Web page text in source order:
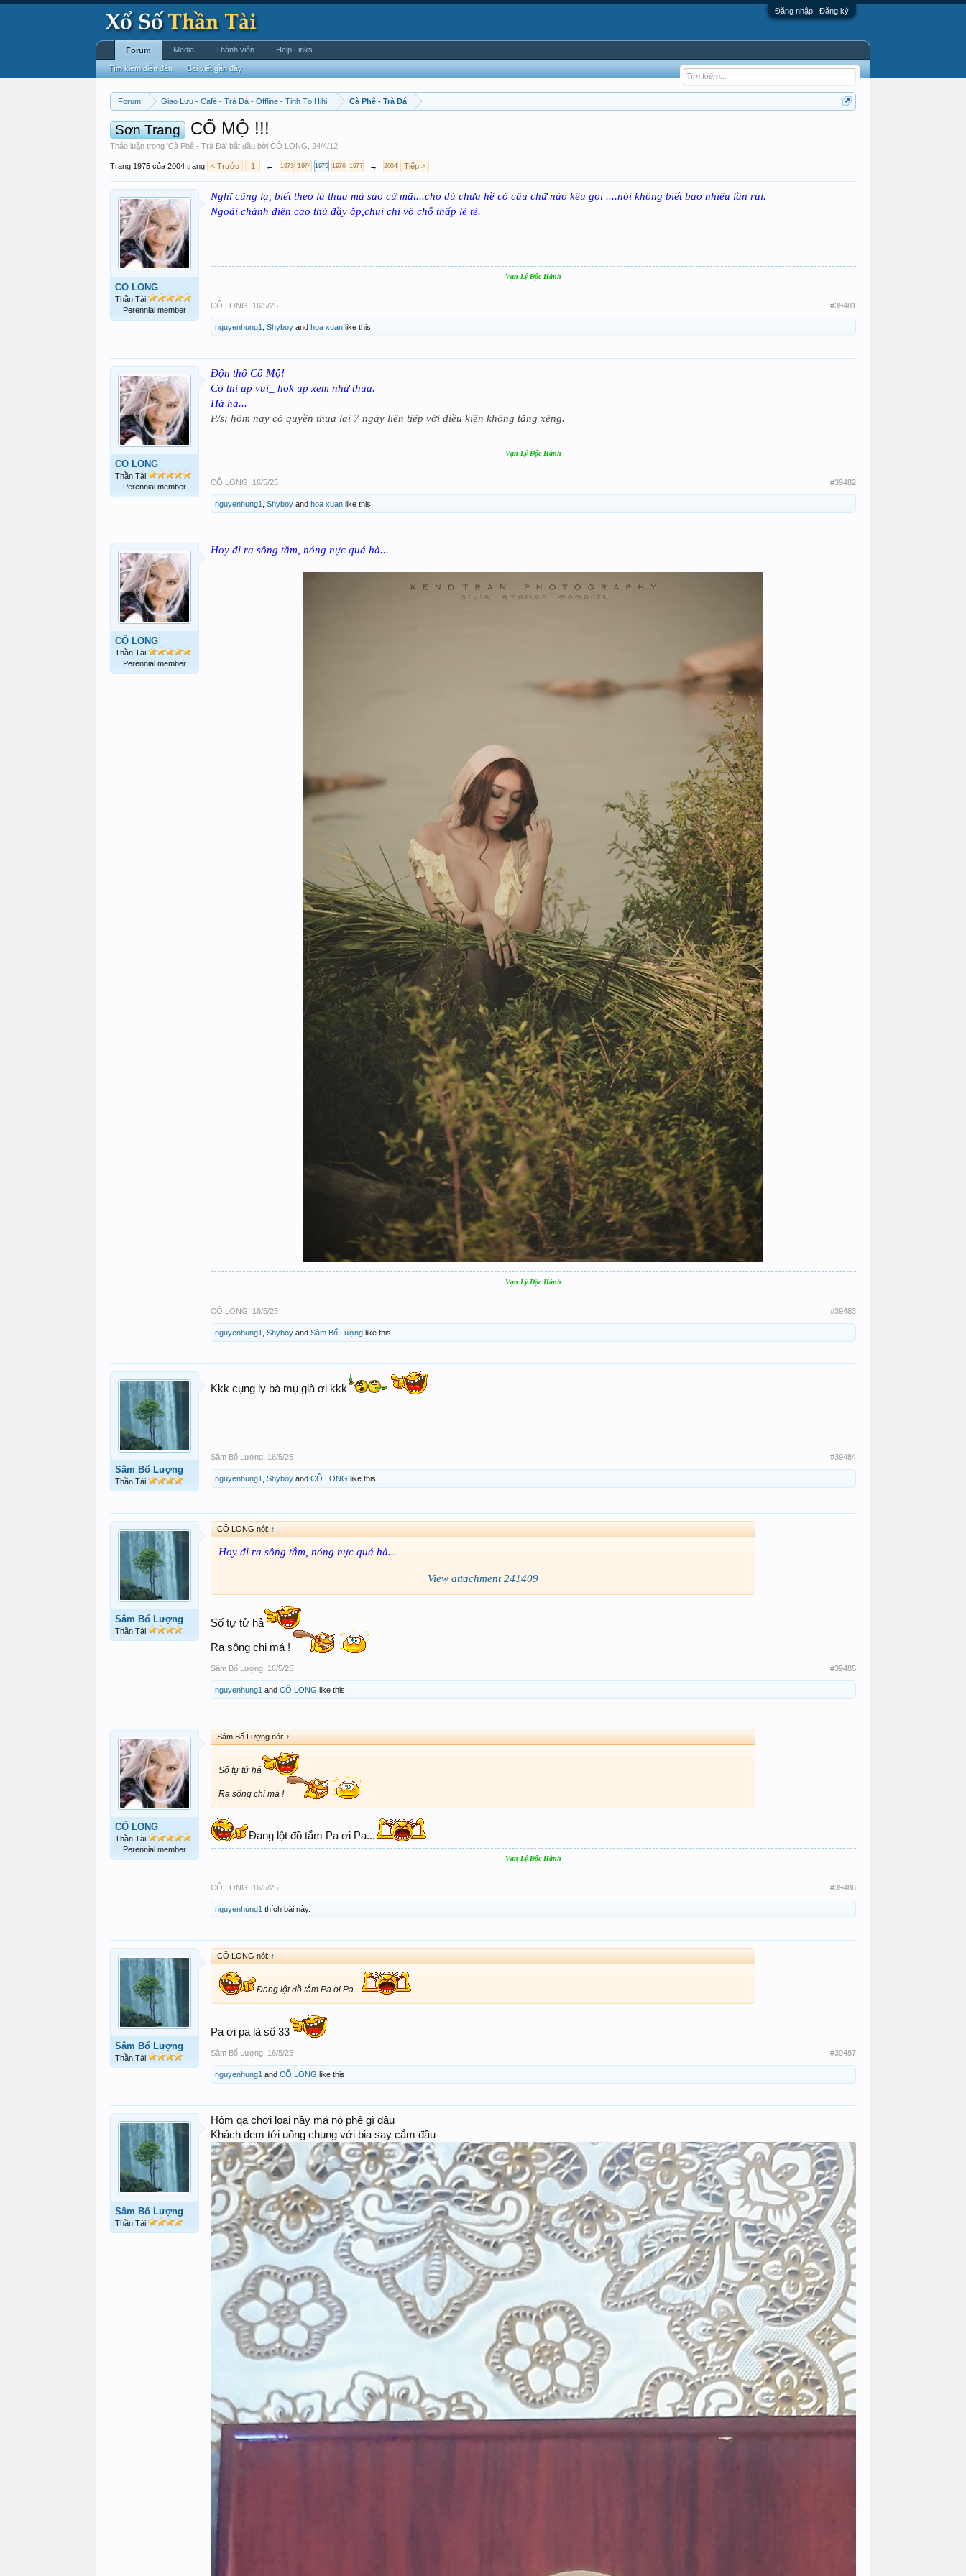
Đăng nhập | Đăng ký
Forum Giao Lưu - Café - Trà Đá - Offline - Tỉnh Tò Hihi! Cà Phê - Trà Đá
Sơn Trang CỔ MỘ !!!
Thảo luận trong 'Cà Phê - Trà Đá' bắt đầu bởi CÔ LONG 24/4/12
Trang 1975 của 2004 trang < Trước 1 ← 1973 1974 1975 1976 1977 → 2004 Tiếp >
CÔ LONG
Thần Tài
Perennial member
Nghĩ cũng lạ, biết theo là thua mà sao cứ mãi...cho dù chưa hề có câu chữ nào kêu gọi ....nói không biết bao nhiêu lần rùi.
Ngoài chánh điện cao thủ đầy ắp,chui chi vô chỗ thấp lè tè.
Vạn Lý Độc Hành
CÔ LONG 16/5/25 #39481
nguyenhung1 Shyboy and hoa xuan like this.
CÔ LONG
Thần Tài
Perennial member
Độn thổ Cổ Mộ!
Có thì up vui_ hok up xem như thua.
Há há...
P/s: hôm nay có quyền thua lại 7 ngày liên tiếp với điều kiện không tăng xèng.
Vạn Lý Độc Hành
CÔ LONG 16/5/25 #39482
nguyenhung1 Shyboy and hoa xuan like this.
CÔ LONG
Thần Tài
Perennial member
Hoy đi ra sông tắm, nóng nực quá hà...
Vạn Lý Độc Hành
CÔ LONG 16/5/25 #39483
nguyenhung1 Shyboy and Sâm Bổ Lượng like this.
Sâm Bổ Lượng
Thần Tài
Kkk cụng ly bà mụ già ơi kkk
Sâm Bổ Lượng 16/5/25 #39484
nguyenhung1 Shyboy and CÔ LONG like this.
Sâm Bổ Lượng
Thần Tài
CÔ LONG nói: ↑
Hoy đi ra sông tắm, nóng nực quá hà...
View attachment 241409
Số tự tử hả
Ra sông chi má !
Sâm Bổ Lượng 16/5/25 #39485
nguyenhung1 and CÔ LONG like this.
CÔ LONG
Thần Tài
Perennial member
Sâm Bổ Lượng nói: ↑
Số tự tử hả
Ra sông chi má !
Đang lột đồ tắm Pa ơi Pa...
Vạn Lý Độc Hành
CÔ LONG 16/5/25 #39486
nguyenhung1 thích bài này.
Sâm Bổ Lượng
Thần Tài
CÔ LONG nói: ↑
Đang lột đồ tắm Pa ơi Pa...
Pa ơi pa là số 33
Sâm Bổ Lượng 16/5/25 #39487
nguyenhung1 and CÔ LONG like this.
Sâm Bổ Lượng
Thần Tài
Hôm qa chơi loại nầy má nó phê gì đâu
Khách đem tới uống chung với bia say cắm đầu
Forum
Tìm kiếm diễn đàn Bài viết gần đây
Media Thành viên Help Links